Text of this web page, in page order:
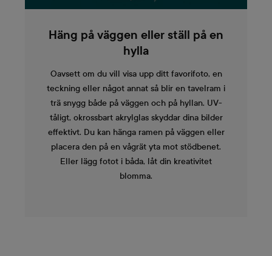
Häng på väggen eller ställ på en
hylla
Oavsett om du vill visa upp ditt favorifoto, en
teckning eller något annat så blir en tavelram i
trä snygg både på väggen och på hyllan. UV-
tåligt, okrossbart akrylglas skyddar dina bilder
effektivt. Du kan hänga ramen på väggen eller
placera den på en vågrät yta mot stödbenet.
Eller lägg fotot i båda, låt din kreativitet
blomma.